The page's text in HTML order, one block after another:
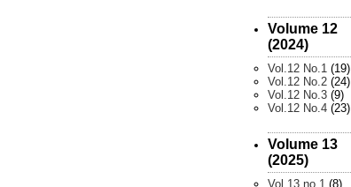
Volume 12
(2024)
Vol.12 No.1 (19)
Vol.12 No.2 (24)
Vol.12 No.3 (9)
Vol.12 No.4 (23)
Volume 13
(2025)
Vol.13 no.1 (8)